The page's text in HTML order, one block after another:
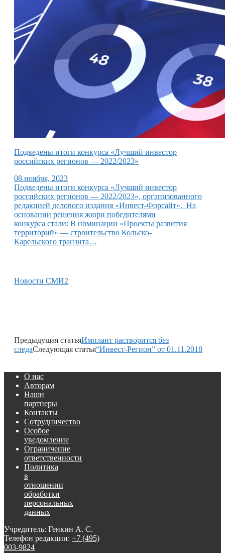
Подведены итоги конкурса «Лучший инвестор
российских регионов — 2022/2023»
08 ноября, 2023
Подведены итоги конкурса «Лучший инвестор
российских регионов — 2022/2023», организованного
редакцией делового издания «Инвест-Форсайт». На
основании решения жюри победителями
конкурса стали: В номинации «Проекты развития
территорий» — строительство Кольско-
Карельского транзита…
Новости СМИ2
Предыдущая статьяИмплант растворится без
следаСледующая статья“Инвест-Регион” от 01.11.2018
О нас
Авторам
Наши
партнеры
Контакты
Сотрудничество
Особое
уведомление
Ограничение
ответственности
Политика
в
отношении
обработки
персональных
данных
Учредитель: Генкин А. С.
Телефон редакции: +7 (495)
003-9824